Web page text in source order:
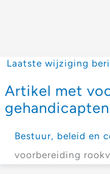
Laatste wijziging
Artikel met
Bestuur, beleid en
voorbereiding